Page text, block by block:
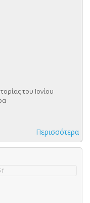
του Ιονίου
Περισσότερα